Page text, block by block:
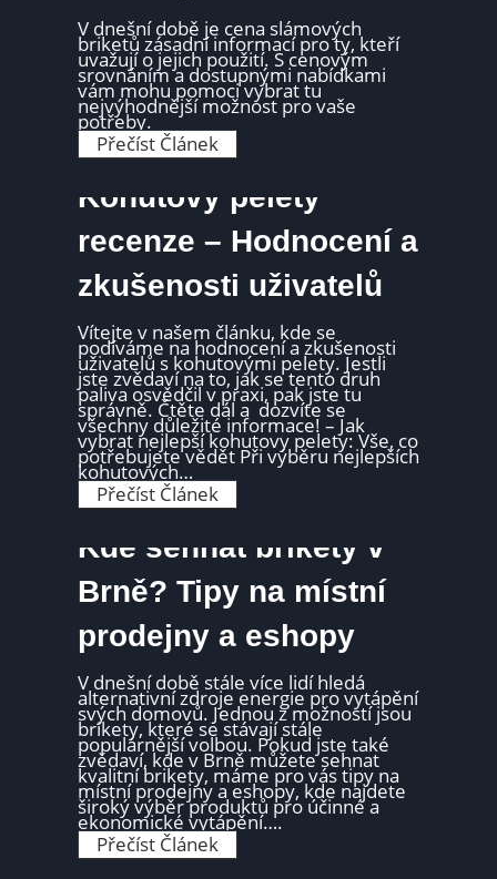
a
t
z
a
n
e
j
n
i
e
n
?
:
D
i
s
k
u
z
e
o
ú
o
t
i
v
l
a
s
t
n
o
s
t
e
c
h
V dnešní době je cena slámových
briketů zásadní informací pro ty, kteří
uvažují o jejich použití. S cenovým
srovnáním a dostupnými nabídkami
vám mohu pomoci vybrat tu
nejvýhodnější možnost pro vaše
potřeby.
Přečíst ČlánekK
o
t
o
í
1
g
s
l
á
m
o
v
ý
c
h
b
r
i
e
t
C
e
n
o
v
é
s
r
o
v
n
á
n
í
a
n
a
b
Kohutovy pelety
recenze – Hodnocení a
zkušenosti uživatelů
Vítejte v ​našem článku, kde ⁤se
⁢podíváme ⁢na hodnocení ⁣a zkušenosti
uživatelů s kohutovými ‌pelety.⁤ Jestli
jste‌ zvědaví ⁣na to, ‍jak ‍se​ tento druh
paliva⁤ osvědčil v praxi, pak jste tu
správně. Čtěte dál‌ a ⁣ dozvíte ‌se
‌všechny důležité informace! – Jak
⁤vybrat ⁣nejlepší kohutovy pelety: ⁤Vše, co
potřebujete vědět Při výběru nejlepších
kohutových…
Přečíst ČlánekK
o
t
v
y
p
e
l
t
y
r
e
c
e
n
z
e
–
H
o
d
Kde sehnat brikety v
Brně? Tipy na místní
prodejny a eshopy
V dnešní době stále více lidí hledá
alternativní zdroje energie pro vytápění
svých domovů. Jednou z možností jsou
brikety, které se stávají stále
populárnější volbou. Pokud jste také
zvědaví, kde v Brně můžete sehnat
kvalitní brikety, máme pro vás tipy na
místní prodejny a eshopy, kde najdete
široký výběr produktů pro účinné a
ekonomické vytápění….
Přečíst ČlánekK
d